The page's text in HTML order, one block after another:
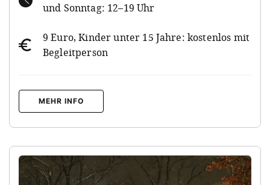
und Sonntag: 12–19 Uhr
9 Euro, Kinder unter 15 Jahre: kostenlos mit
Begleitperson
MEHR INFO